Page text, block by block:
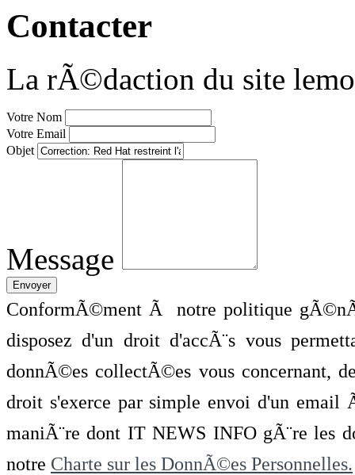
Contacter
La rÃ©daction du site
Votre Nom
Votre Email
Objet
Message
ConformÃ©ment Ã notre politique
disposez d'un droit d'accÃ¨s vous
donnÃ©es collectÃ©es vous concernant,
droit s'exerce par simple envoi d'un
maniÃ¨re dont IT NEWS INFO gÃ¨re les
notre Charte sur les DonnÃ©es Personnelles.